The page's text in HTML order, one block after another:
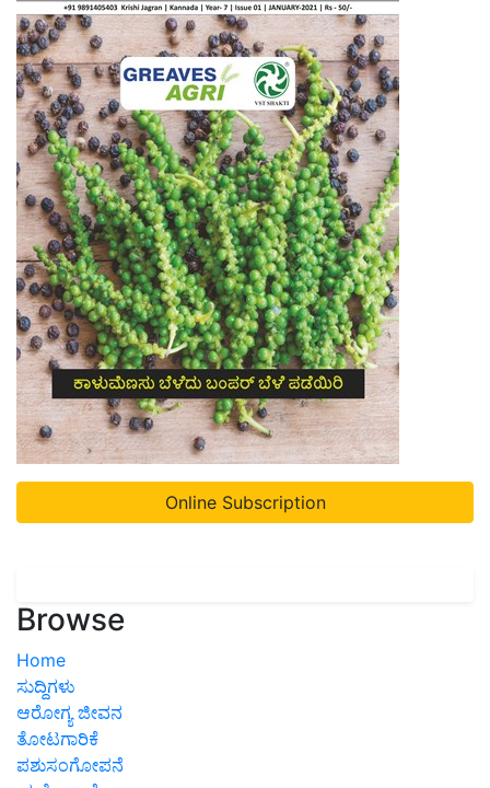
Online Subscription
Browse
Home
ಸುದ್ದಿಗಳು
ಆರೋಗ್ಯ ಜೀವನ
ತೋಟಗಾರಿಕೆ
ಪಶುಸಂಗೋಪನೆ